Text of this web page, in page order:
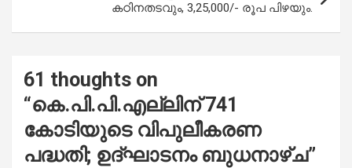
കഠിനതടവും, 3,25,000/- രൂപ പിഴയും.
61 thoughts on
“കെ.പി.പി.എല്ലിന് 741
കോടിയുടെ വിപുലീകരണ
പദ്ധതി; ഉദ്ഘാടനം ബുധനാഴ്ച”